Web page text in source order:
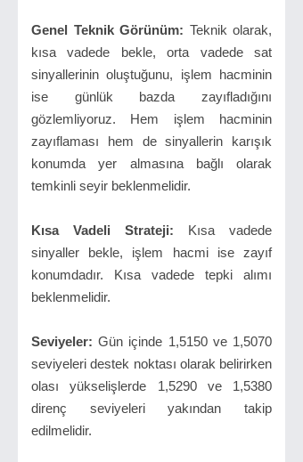
Genel Teknik Görünüm: Teknik olarak,
kısa vadede bekle, orta vadede sat
sinyallerinin oluştuğunu, işlem hacminin
ise günlük bazda zayıfladığını
gözlemliyoruz. Hem işlem hacminin
zayıflaması hem de sinyallerin karışık
konumda yer almasına bağlı olarak
temkinli seyir beklenmelidir.
Kısa Vadeli Strateji: Kısa vadede
sinyaller bekle, işlem hacmi ise zayıf
konumdadır. Kısa vadede tepki alımı
beklenmelidir.
Seviyeler:Gün içinde 1,5150 ve 1,5070
seviyeleri destek noktası olarak belirirken
olası yükselişlerde 1,5290 ve 1,5380
direnç seviyeleri yakından takip
edilmelidir.